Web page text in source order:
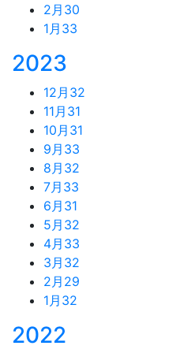
2月 30
1月 33
2023
12月 32
11月 31
10月 31
9月 33
8月 32
7月 33
6月 31
5月 32
4月 33
3月 32
2月 29
1月 32
2022